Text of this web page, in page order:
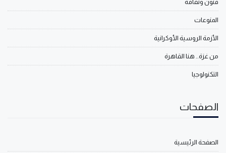
فنون وثقافة
المنوعات
الأزمة الروسية الأوكرانية
من غزة.. هنا القاهرة
التكنولوجيا
الصفحات
الصفحة الرئيسية